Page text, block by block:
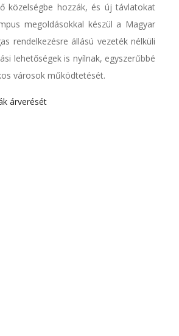
közelségbe hozzák, és új távlatokat
megoldásokkal készül a Magyar
rendelkezésre állású vezeték nélküli
lehetőségek is nyílnak, egyszerűbbé
városok működtetését.
árverését